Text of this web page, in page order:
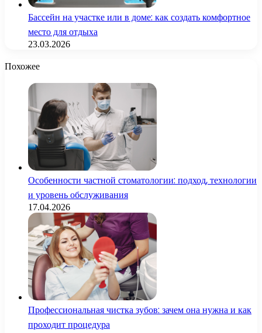
Бассейн на участке или в доме: как создать комфортное
место для отдыха
23.03.2026
Похожее
Особенности частной стоматологии: подход, технологии
и уровень обслуживания
17.04.2026
Профессиональная чистка зубов: зачем она нужна и как
проходит процедура